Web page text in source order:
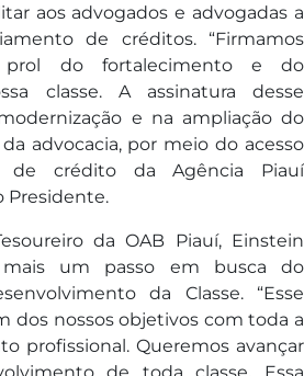
aos advogados e advogadas a
de créditos. “Firmamos
prol do fortalecimento e do
classe. A assinatura desse
e na ampliação do
advocacia, por meio do acesso
de crédito da Agência Piauí
Presidente.
da OAB Piauí, Einstein
mais um passo em busca do
da Classe. “Esse
dos nossos objetivos com toda a
profissional. Queremos avançar